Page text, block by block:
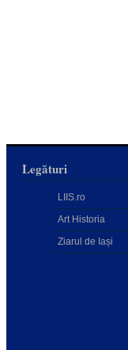
Legături
LIIS.ro
Art Historia
Ziarul de Iași